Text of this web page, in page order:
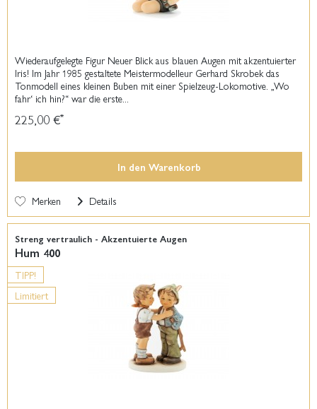
Wiederaufgelegte Figur Neuer Blick aus blauen Augen mit akzentuierter
Iris! Im Jahr 1985 gestaltete Meistermodelleur Gerhard Skrobek das
Tonmodell eines kleinen Buben mit einer Spielzeug-Lokomotive. „Wo
fahr‘ ich hin?“ war die erste...
225,00 €*
In den Warenkorb
Merken Details
TIPP!
Limitiert
Streng vertraulich - Akzentuierte Augen
Hum 400